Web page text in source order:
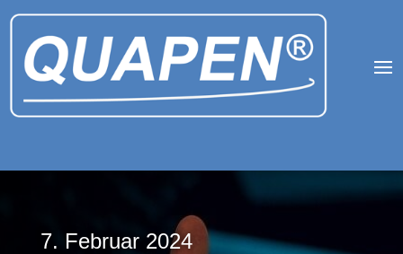
7. Februar 2024